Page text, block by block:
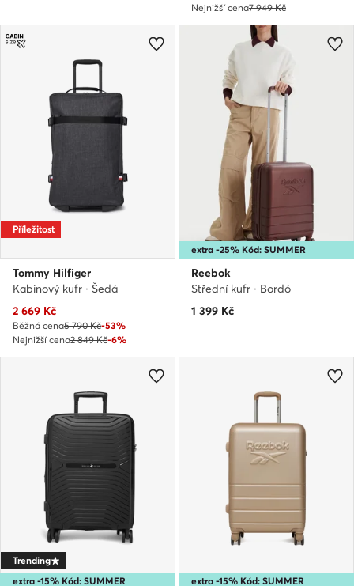
Nejnižší cena7 949 Kč
Příležitost
Tommy Hilfiger
Kabinový kufr · Šedá
Aktuální cena
2 669 Kč
Běžná cena5 790 Kč-53%
Nejnižší cena2 849 Kč-6%
extra -25% Kód: SUMMER
Reebok
Střední kufr · Bordó
1 399 Kč
extra -15% Kód: SUMMER
Trending
extra -15% Kód: SUMMER